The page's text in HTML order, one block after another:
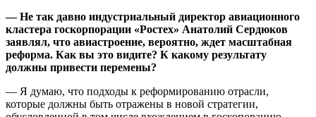
— Не так давно индустриальный директор авиационного
кластера госкорпорации «Ростех» Анатолий Сердюков
заявлял, что авиастроение, вероятно, ждет масштабная
реформа. Как вы это видите? К какому результату
должны привести перемены?
— Я думаю, что подходы к реформированию отрасли,
которые должны быть отражены в новой стратегии,